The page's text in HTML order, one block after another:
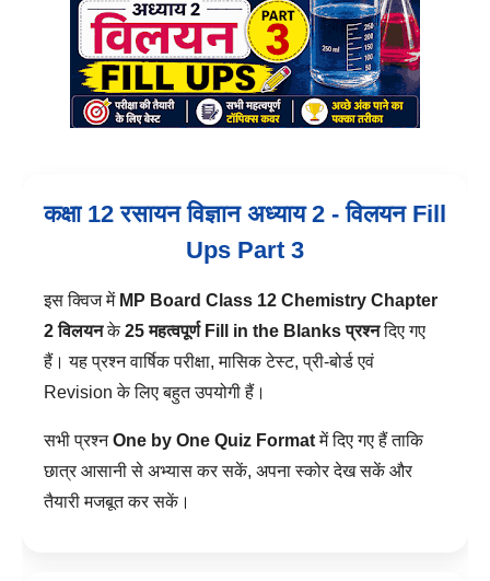
कक्षा 12 रसायन विज्ञान अध्याय 2 - विलयन Fill
Ups Part 3
इस क्विज में MP Board Class 12 Chemistry Chapter
2 विलयनके25 महत्वपूर्ण Fill in the Blanks प्रश्नदिए गए
हैं। यह प्रश्न वार्षिक परीक्षा, मासिक टेस्ट, प्री-बोर्ड एवं
Revision के लिए बहुत उपयोगी हैं।
सभी प्रश्नOne by One Quiz Formatमें दिए गए हैं ताकि
छात्र आसानी से अभ्यास कर सकें, अपना स्कोर देख सकें और
तैयारी मजबूत कर सकें।